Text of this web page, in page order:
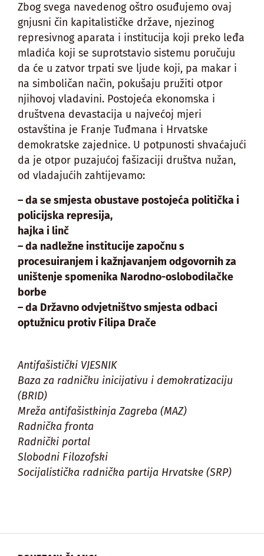
Zbog svega navedenog oštro osuđujemo ovaj
gnjusni čin kapitalističke države, njezinog
represivnog aparata i institucija koji preko leđa
mladića koji se suprotstavio sistemu poručuju
da će u zatvor trpati sve ljude koji, pa makar i
na simboličan način, pokušaju pružiti otpor
njihovoj vladavini. Postojeća ekonomska i
društvena devastacija u najvećoj mjeri
ostavština je Franje Tuđmana i Hrvatske
demokratske zajednice. U potpunosti shvaćajući
da je otpor puzajućoj fašizaciji društva nužan,
od vladajućih zahtijevamo:
– da se smjesta obustave postojeća politička i
policijska represija,
hajka i linč
– da nadležne institucije započnu s
procesuiranjem i kažnjavanjem odgovornih za
uništenje spomenika Narodno-oslobodilačke
borbe
– da Državno odvjetništvo smjesta odbaci
optužnicu protiv Filipa Drače
Antifašistički VJESNIK
Baza za radničku inicijativu i demokratizaciju
(BRID)
Mreža antifašistkinja Zagreba (MAZ)
Radnička fronta
Radnički portal
Slobodni Filozofski
Socijalistička radnička partija Hrvatske (SRP)